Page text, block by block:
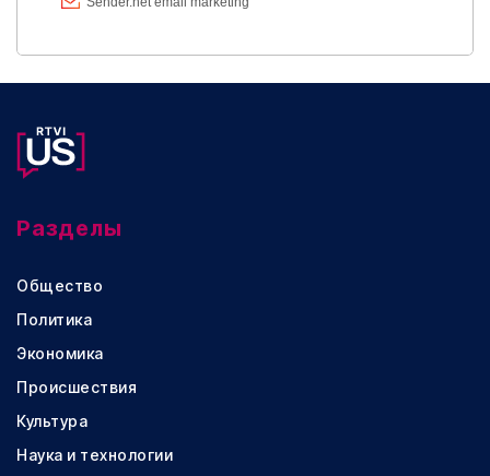
Разделы
Общество
Политика
Экономика
Происшествия
Культура
Наука и технологии